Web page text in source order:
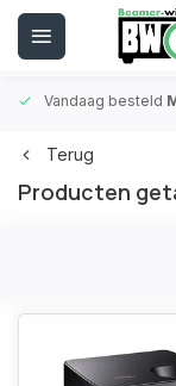
Vandaag besteld
Terug
Producten